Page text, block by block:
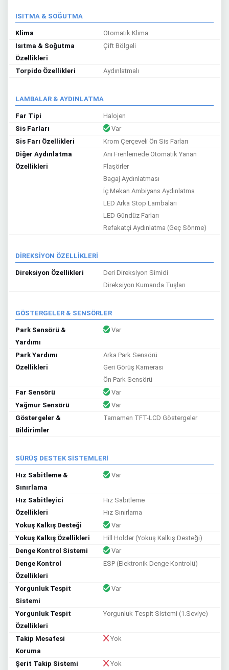
ISITMA & SOĞUTMA
Klima
Otomatik Klima
Isıtma & Soğutma
Özellikleri
Çift Bölgeli
Torpido Özellikleri Aydınlatmalı
LAMBALAR & AYDINLATMA
Far Tipi
Halojen
Sis Farları
Var
Sis Farı Özellikleri
Krom Çerçeveli Ön Sis Farları
Diğer Aydınlatma
Özellikleri
Ani Frenlemede Otomatik Yanan
Flaşörler
Bagaj Aydınlatması
İç Mekan Ambiyans Aydınlatma
LED Arka Stop Lambaları
LED Gündüz Farları
Refakatçi Aydınlatma (Geç Sönme)
DİREKSİYON ÖZELLİKLERİ
Direksiyon Özellikleri
Deri Direksiyon Simidi
Direksiyon Kumanda Tuşları
GÖSTERGELER & SENSÖRLER
Park Sensörü &
Yardımı
Var
Park Yardımı
Özellikleri
Arka Park Sensörü
Geri Görüş Kamerası
Ön Park Sensörü
Far Sensörü
Var
Yağmur Sensörü
Var
Göstergeler &
Bildirimler
Tamamen TFT-LCD Göstergeler
SÜRÜŞ DESTEK SİSTEMLERİ
Hız Sabitleme &
Sınırlama
Var
Hız Sabitleyici
Özellikleri
Hız Sabitleme
Hız Sınırlama
Yokuş Kalkış Desteği
Var
Yokuş Kalkış Özellikleri
Hill Holder (Yokuş Kalkış Desteği)
Denge Kontrol Sistemi
Var
Denge Kontrol
Özellikleri
ESP (Elektronik Denge Kontrolü)
Yorgunluk Tespit
Sistemi
Var
Yorgunluk Tespit
Özellikleri
Yorgunluk Tespit Sistemi (1.Seviye)
Takip Mesafesi
Koruma
Yok
Şerit Takip Sistemi Yok